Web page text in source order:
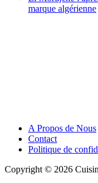
marque algérienne
A Propos de Nous
Contact
Politique de
Copyright © 2026